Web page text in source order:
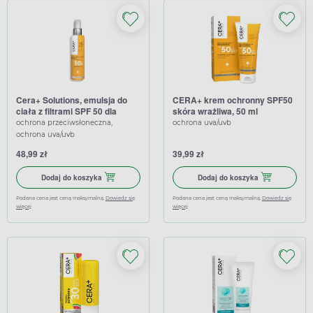
Cera+ Solutions, emulsja do
ciała z filtrami SPF 50 dla
dzieci, 150 ml
ochrona przeciwsłoneczna,
ochrona uva/uvb
48,99 zł
Dodaj do koszyka Dodaj do koszyka Cera+ Solutions, emulsja do ciała z
Podana cena jest ceną maksymalną. Dowiedz się
więcej
CERA+ krem ochronny SPF50
skóra wrażliwa, 50 ml
ochrona uva/uvb
39,99 zł
Dodaj do koszyka Dodaj do
Podana cena jest ceną maksymalną. Dowiedz się
więcej